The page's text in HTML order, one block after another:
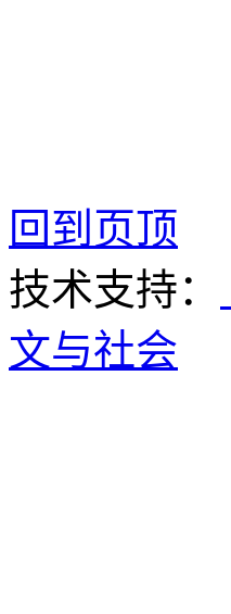
回到页顶
技术支持：
文与社会